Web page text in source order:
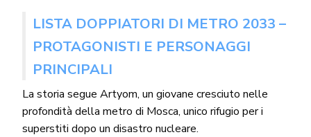
LISTA DOPPIATORI DI METRO 2033 –
PROTAGONISTI E PERSONAGGI
PRINCIPALI
La storia segue Artyom, un giovane cresciuto nelle
profondità della metro di Mosca, unico rifugio per i
superstiti dopo un disastro nucleare.